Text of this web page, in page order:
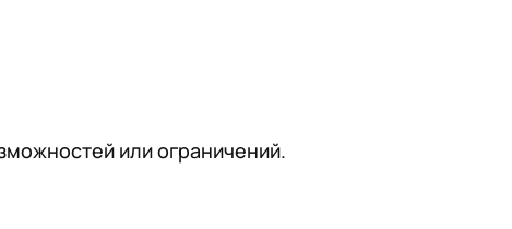
или ограничений.